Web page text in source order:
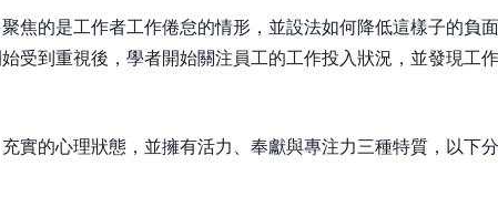
焦的是工作者工作倦怠的情形，並設法如何降低這樣子的負面
受到重視後，學者開始關注員工的工作投入狀況，並發現工作
實的心理狀態，並擁有活力、奉獻與專注力三種特質，以下分